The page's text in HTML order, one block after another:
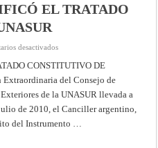
EL TRATADO
desactivadosen
ARGENTINA
RATIFICÓ
EL
CONSTITUTIVO
DE
UNASUR
CONSTITUTIVO DE
del Consejo de
de la UNASUR llevada a
de 2010, el Canciller argentino,
del Instrumento …